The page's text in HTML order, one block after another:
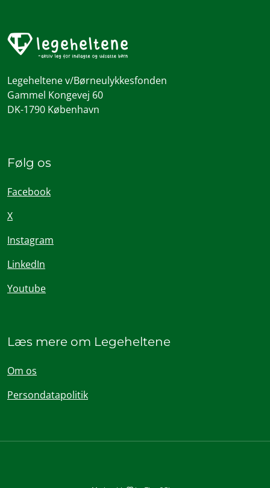
Legeheltene v/Børneulykkesfonden
Gammel Kongevej 60
DK-1790 København
Følg os
Facebook
X
Instagram
LinkedIn
Youtube
Læs mere om Legeheltene
Om os
Persondatapolitik